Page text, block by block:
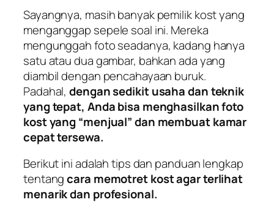
Sayangnya, masih banyak pemilik kost yang
menganggap sepele soal ini. Mereka
mengunggah foto seadanya, kadang hanya
satu atau dua gambar, bahkan ada yang
diambil dengan pencahayaan buruk.
Padahal,dengan sedikit usaha dan teknik
yang tepat, Anda bisa menghasilkan foto
kost yang “menjual” dan membuat kamar
cepat tersewa.
Berikut ini adalah tips dan panduan lengkap
tentangcara memotret kost agar terlihat
menarik dan profesional.